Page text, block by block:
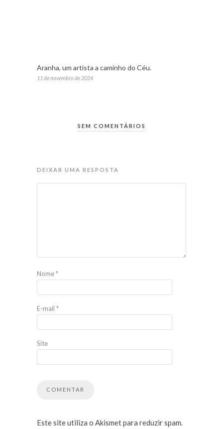
Aranha, um artista a caminho do Céu.
11 de novembro de 2024
SEM COMENTÁRIOS
DEIXAR UMA RESPOSTA
Nome*
E-mail *
Site
Este site utiliza o Akismet para reduzir spam.